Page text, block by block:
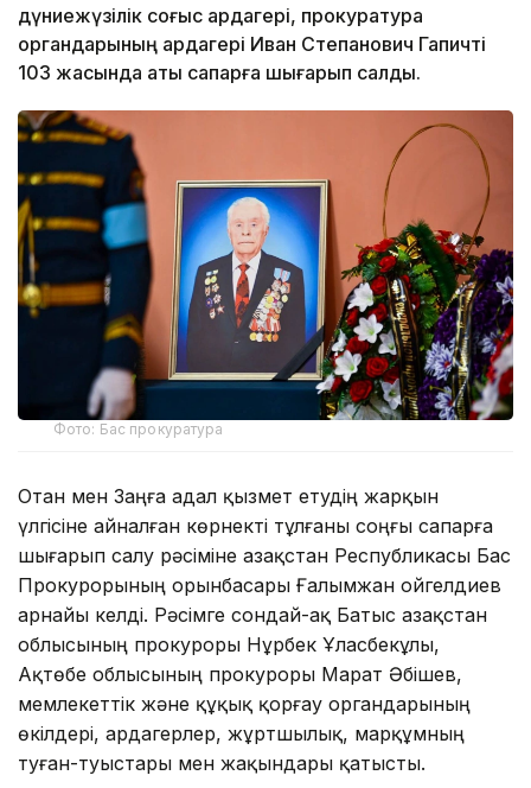
дүниежүзілік соғыс ардагері, прокуратура
органдарының ардагері Иван Степанович Гапичті
103 жасында ақтық сапарға шығарып салды.
Фото: Бас прокуратура
Отан мен Заңға адал қызмет етудің жарқын
үлгісіне айналған көрнекті тұлғаны соңғы сапарға
шығарып салу рәсіміне Қазақстан Республикасы Бас
Прокурорының орынбасары Ғалымжан Қойгелдиев
арнайы келді. Рәсімге сондай-ақ Батыс Қазақстан
облысының прокуроры Нұрбек Ұласбекұлы,
Ақтөбе облысының прокуроры Марат Әбішев,
мемлекеттік және құқық қорғау органдарының
өкілдері, ардагерлер, жұртшылық, марқұмның
туған-туыстары мен жақындары қатысты.